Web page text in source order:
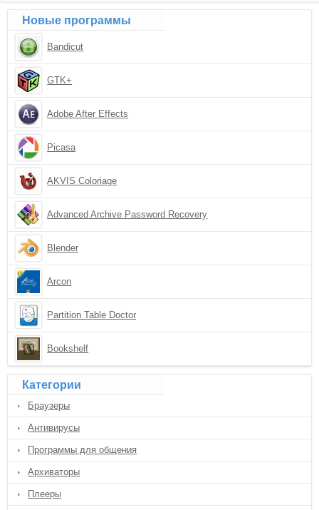
Новые программы
Bandicut
GTK+
Adobe After Effects
Picasa
AKVIS Coloriage
Advanced Archive Password Recovery
Blender
Arcon
Partition Table Doctor
Bookshelf
Категории
Браузеры
Антивирусы
Программы для общения
Архиваторы
Плееры